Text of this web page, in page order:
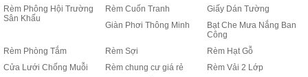
Rèm Phông Hội Trường
Sân Khấu
Rèm Cuốn Tranh
Giấy Dán Tường
Giàn Phơi Thông Minh
Bạt Che Mưa Nắng Ban
Công
Rèm Phòng Tắm
Rèm Sợi
Rèm Hạt Gỗ
Cửa Lưới Chống Muỗi
Rèm chung cư giá rẻ
Rèm Vải 2 Lớp